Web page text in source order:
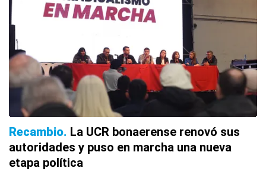
Recambio La UCR bonaerense renovó sus
autoridades y puso en marcha una nueva
etapa política